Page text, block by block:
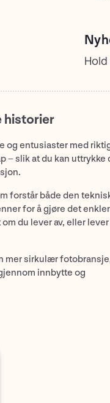
historier
og entusiaster med
– slik at du kan uttrykke
forstår både den
for å gjøre det
du lever av, eller lever
mer sirkulær
innbytte og